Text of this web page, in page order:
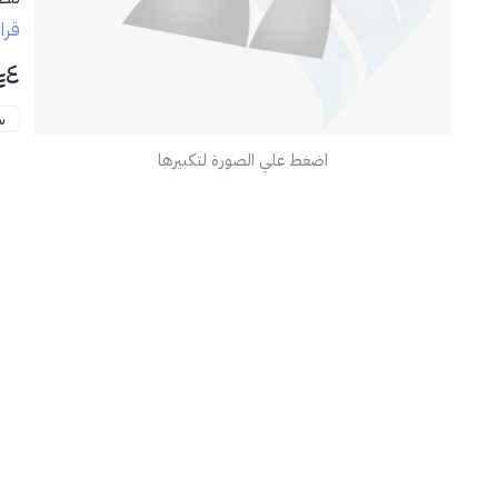
اضغط علي الصورة لتكبيرها
✅
٤